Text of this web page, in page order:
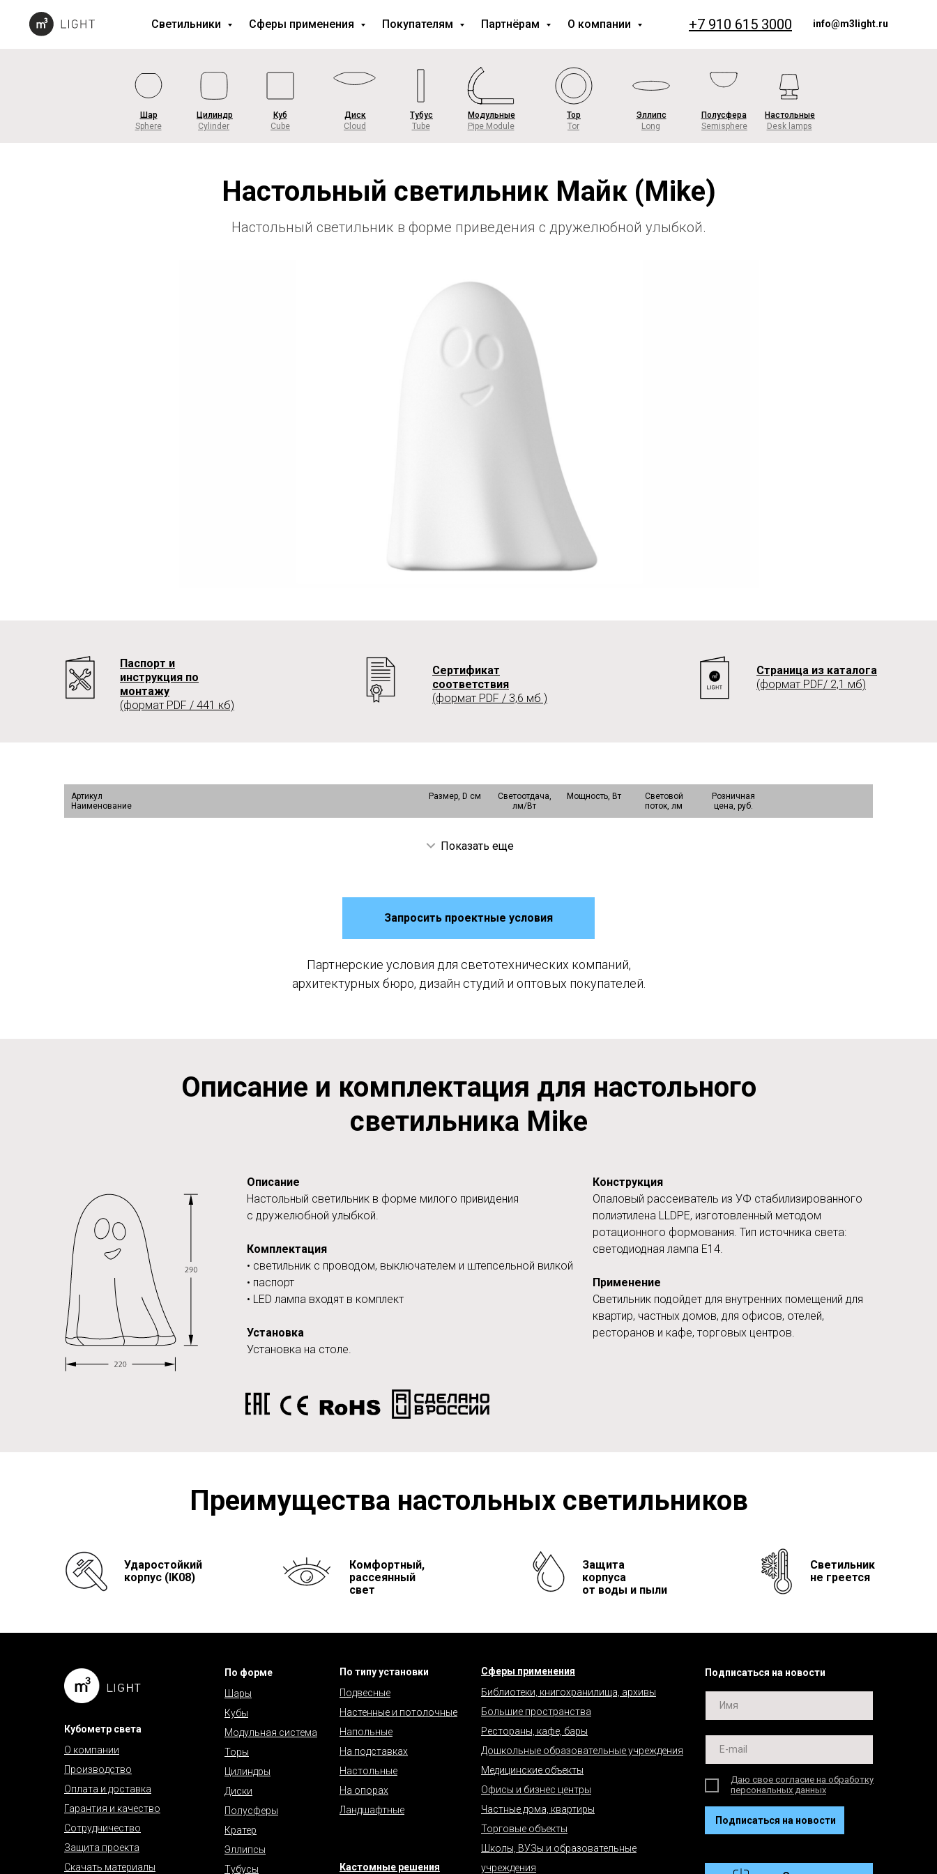
Светильники Сферы применения Покупателям Партнёрам О компании +7 910 615 3000 info@m3light.ru
Cloud Tor Long Semisphere
Cylinder
Sphere
Шар
Desk lamps
Pipe Module
Cube
Цилиндр Куб Диск Тубус Настольные
Полусфера
Эллипс
Тор
Модульные
Tube
Настольный светильник Майк (Mike)
Настольный светильник в форме приведения с дружелюбной улыбкой.
Сертификат
соответствия
(формат PDF / 3,6 мб )
Страница из каталога
(формат PDF/ 2,1 мб)
Паспорт и
инструкция по
монтажу
(формат PDF / 441 кб)
Артикул
Наименование
Размер, D см
Светоотдача,
лм/Вт
Мощность, Вт
Световой
поток, лм
Розничная
цена, руб.
Показать еще
Запросить проектные условия
Партнерские условия для светотехнических компаний,
архитектурных бюро, дизайн студий и оптовых покупателей.
Описание и комплектация для настольного
светильника Mike
Описание
Настольный светильник в форме милого привидения
с дружелюбной улыбкой.
Комплектация
• светильник с проводом, выключателем и штепсельной вилкой
• паспорт
• LED лампа входят в комплект
Установка
Установка на столе.
Конструкция
Опаловый рассеиватель из УФ стабилизированного
полиэтилена LLDPE, изготовленный методом
ротационного формования. Тип источника света:
светодиодная лампа Е14.
Применение
Светильник подойдет для внутренних помещений для
квартир, частных домов, для офисов, отелей,
ресторанов и кафе, торговых центров.
Преимущества настольных светильников
Светильник
не греется
Ударостойкий
корпус (IK08)
Комфортный,
рассеянный
свет
Защита
корпуса
от воды и пыли
По форме
Шары
Кубы
Модульная система
Торы
Цилиндры
Диски
Полусферы
Кратер
Эллипсы
Тубусы
По типу установки
Подвесные
Настенные и потолочные
Напольные
На подставках
Настольные
На опорах
Ландшафтные
Кастомные решения
Сферы применения
Библиотеки, книгохранилища, архивы
Большие пространства
Рестораны, кафе, бары
Дошкольные образовательные учреждения
Медицинские объекты
Офисы и бизнес центры
Частные дома, квартиры
Торговые объекты
Школы, ВУЗы и образовательные
учреждения
О компании
Производство
Оплата и доставка
Гарантия и качество
Сотрудничество
Защита проекта
Скачать материалы
Кубометр света
Подписаться на новости
Подписаться на новости
Даю свое согласие на обработку
персональных данных